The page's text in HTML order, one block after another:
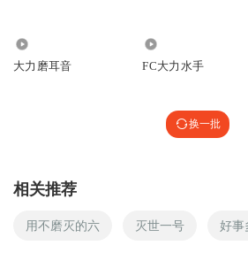
翻山越岭如履平地，正式我等无当飞
回复 2021-07-14
大力磨耳音 FC大力水手
换一批
相关推荐
用不磨灭的六 灭世一号 好事